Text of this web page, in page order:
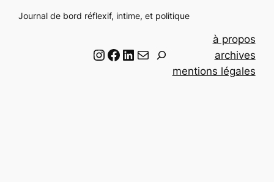
Journal de bord réflexif, intime, et politique
Instagram Facebook LinkedIn Email
à propos
archives
mentions légales